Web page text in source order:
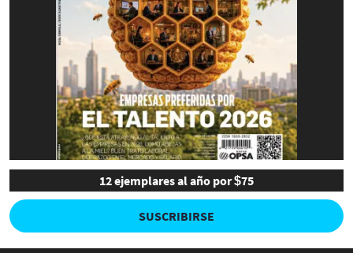
12 ejemplares al año por $75
SUSCRIBIRSE